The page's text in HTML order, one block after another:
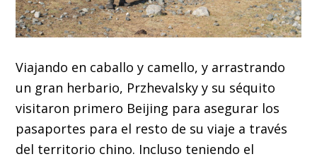
Viajando en caballo y camello, y arrastrando
un gran herbario, Przhevalsky y su séquito
visitaron primero Beijing para asegurar los
pasaportes para el resto de su viaje a través
del territorio chino. Incluso teniendo el